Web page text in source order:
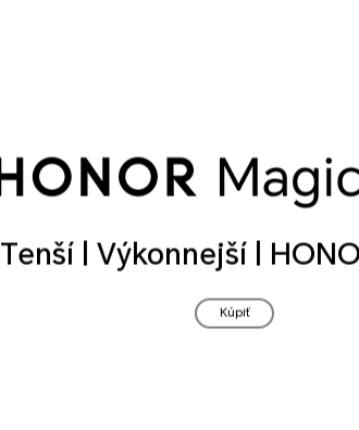
Tenší | Výkonnejší |
Kúpiť